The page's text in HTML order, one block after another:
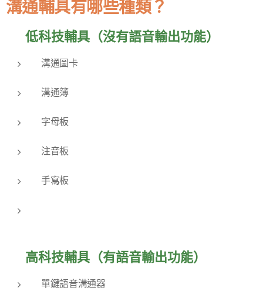
溝通輔具有哪些種類？
✅ 低科技輔具（沒有語音輸出功能）
溝通圖卡
溝通簿
字母板
注音板
手寫板
✅ 高科技輔具（有語音輸出功能）
單鍵語音溝通器